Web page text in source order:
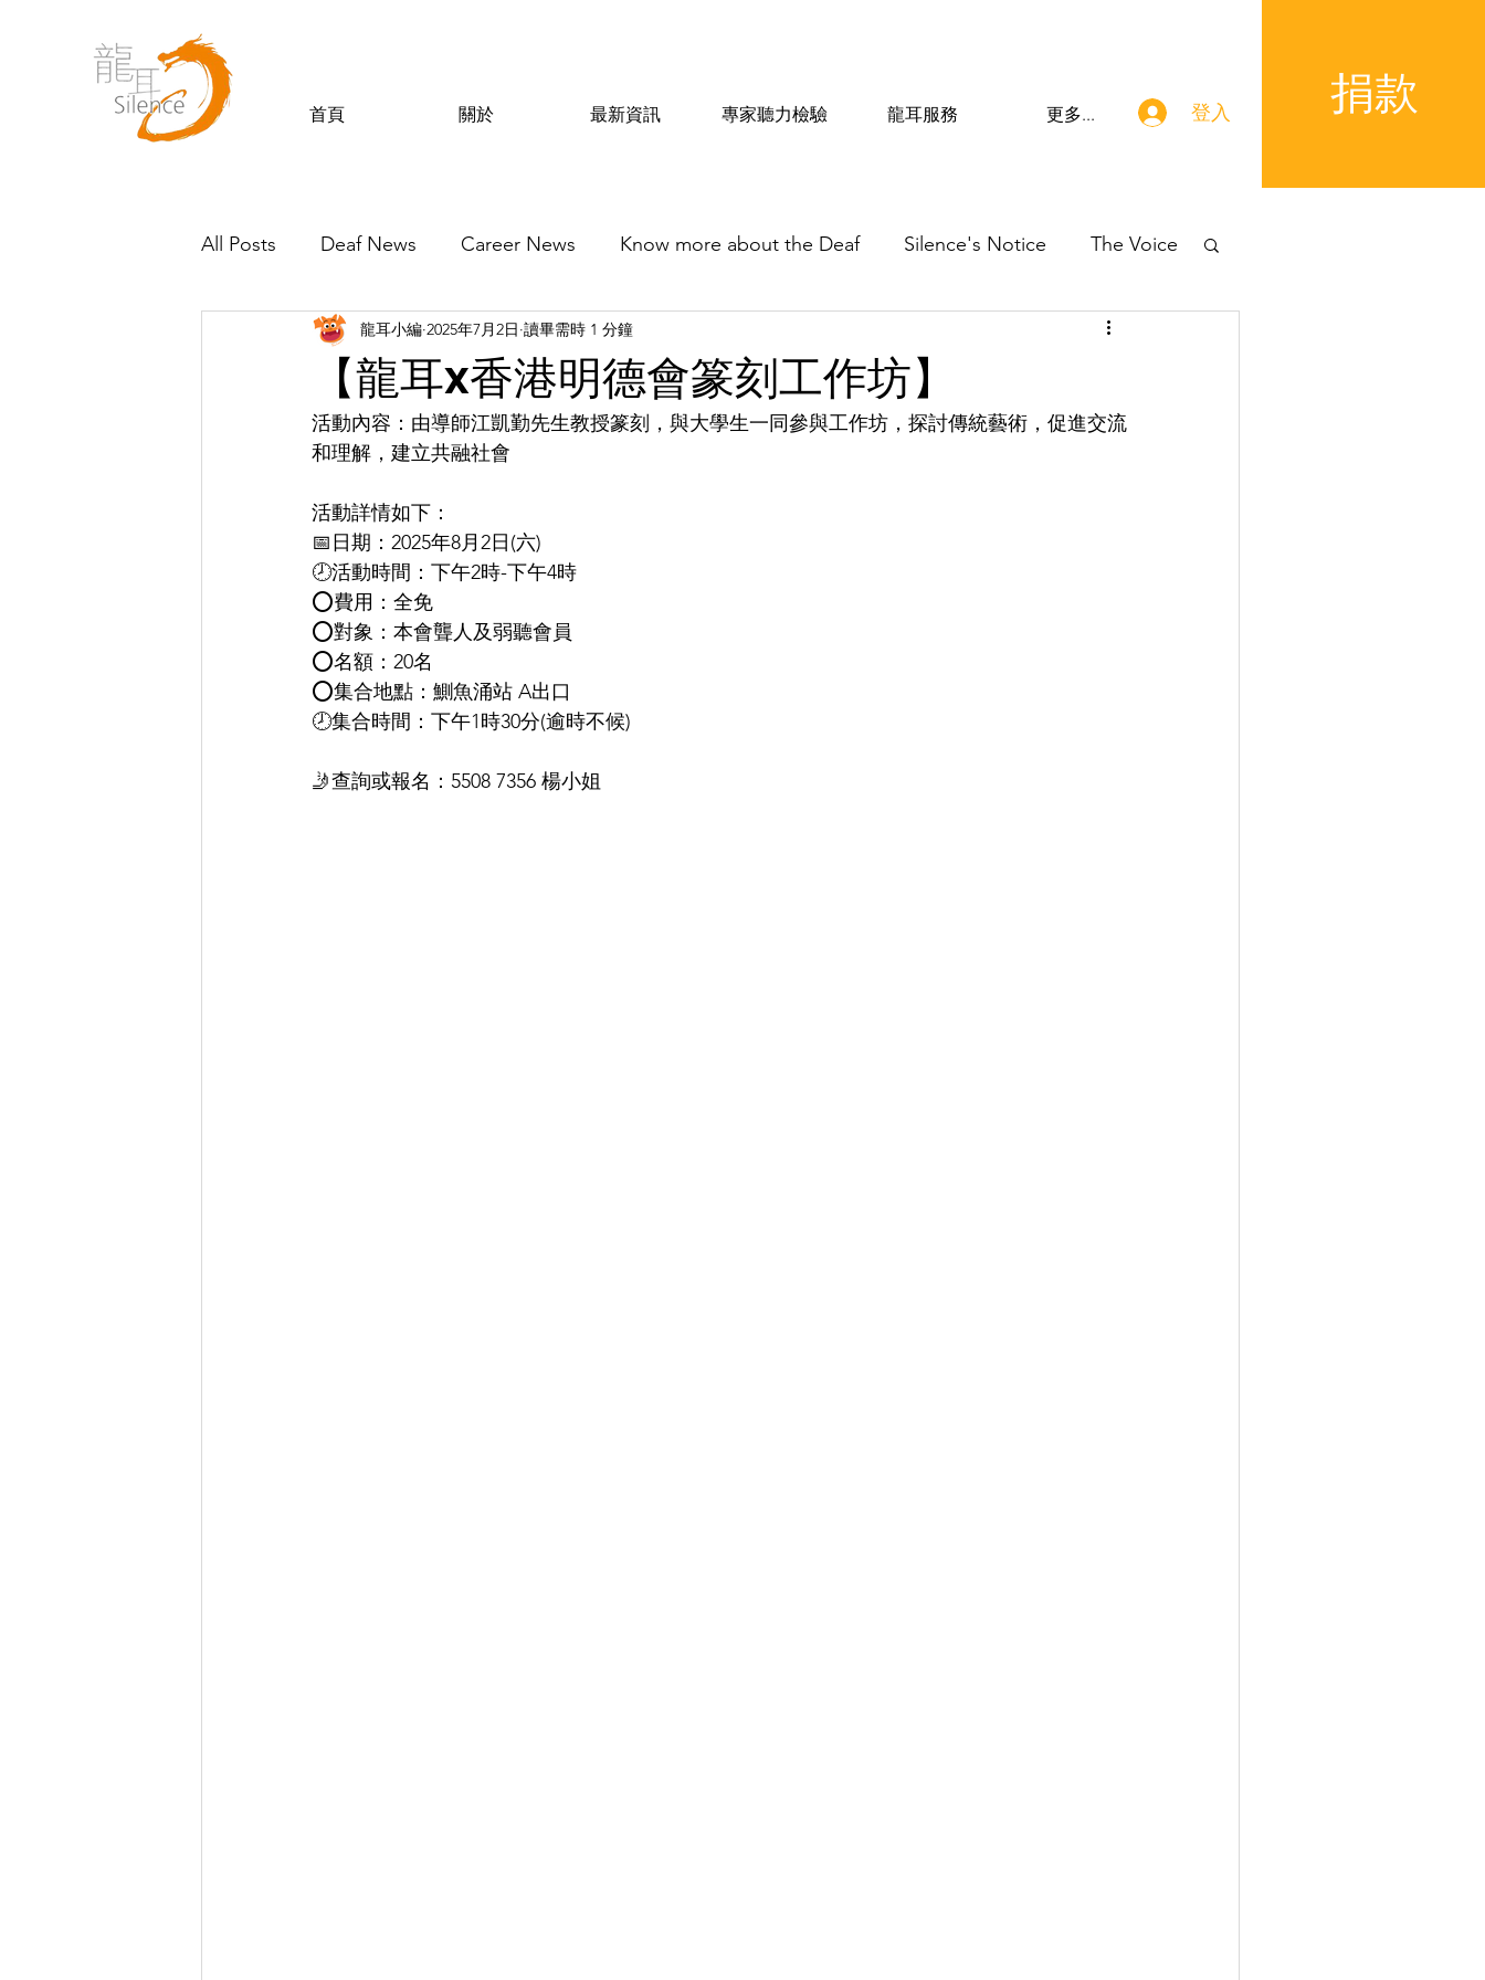
首頁 關於 最新資訊 專家聽力檢驗 龍耳服務 更多... 登入 捐款
All Posts Deaf News Career News Know more about the Deaf Silence's Notice The Voice
Silence’s Friends
【龍耳x香港明德會篆刻工作坊】
龍耳小編 2025年7月2日 讀畢需時 1 分鐘
活動內容：由導師江凱勤先生教授篆刻，與大學生一同參與工作坊，探討傳統藝術，促進交流
和理解，建立共融社會
活動詳情如下：
📅日期：2025年8月2日(六)
🕗活動時間：下午2時-下午4時
⭕費用：全免
⭕對象：本會聾人及弱聽會員
⭕名額：20名
⭕集合地點：鰂魚涌站 A出口
🕗集合時間：下午1時30分(逾時不候)
🤳查詢或報名：5508 7356 楊小姐